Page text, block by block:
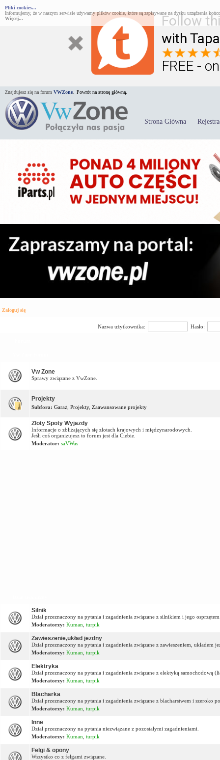
Follow
with
FREE -
Pliki cookies...
Informujemy, że w naszym serwisie używamy plików cookie, które są zapisywane na dysku urządzenia
Więcej...
Znajdujesz się na forum VWZone Powrót na stronę główną.
Strona Główna
Zaloguj się
Nazwa użytkownika: Hasło:
Vw Zone
Sprawy związane z VwZone.
Projekty
Subfora: Garaż Projekty, Zaawansowane projekty
Zloty Spoty Wyjazdy
Informacje o zbliżających się zlotach krajowych i międzynarodowych.
Jeśli coś organizujesz to forum jest dla Ciebie.
Moderator: saVWas
Silnik
Dział przeznaczony na pytania i zagadnienia związane z silnikiem i jego
Moderatorzy: Kuman turpik
Zawieszenie,układ jezdny
Dział przeznaczony na pytania i zagadnienia związane z zawieszeniem, układem
Moderatorzy: Kuman turpik
Elektryka
Dział przeznaczony na pytania i zagadnienia związane z elektyką samochodową
Moderatorzy: Kuman turpik
Blacharka
Dział przeznaczony na pytania i zagadnienia związane z blacharstwem i szeroko
Moderatorzy: Kuman turpik
Inne
Dział przeznaczony na pytania niezwiązane z pozostałymi zagadnieniami.
Moderatorzy: Kuman turpik
Felgi & opony
Wszystko co z felgami związane.